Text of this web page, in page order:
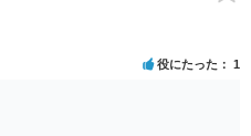
役にたった 1